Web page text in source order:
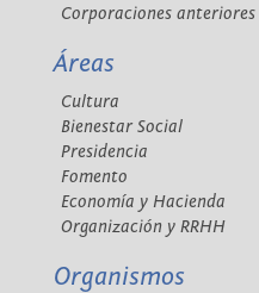
Corporaciones anteriores
Áreas
Cultura
Bienestar Social
Presidencia
Fomento
Economía y Hacienda
Organización y RRHH
Organismos